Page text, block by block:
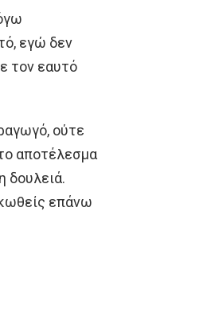
εγώ δεν
τον εαυτό
ούτε
αποτέλεσμα
δουλειά.
επάνω